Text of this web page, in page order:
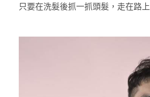
只要在洗髮後抓一抓頭髮，走在路